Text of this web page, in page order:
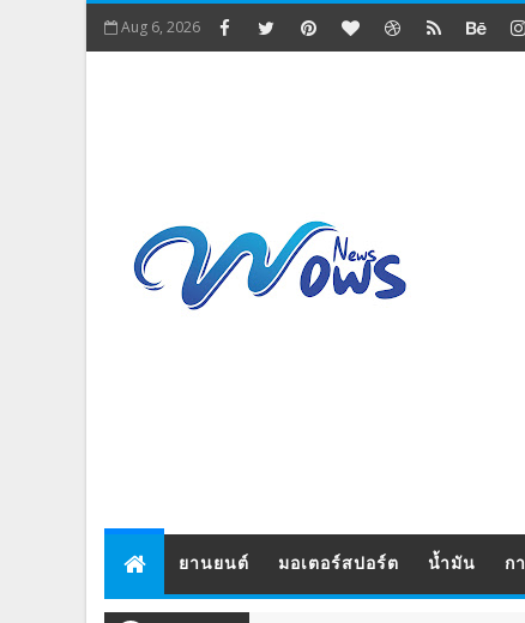
Aug 6, 2026
ยานยนต์ มอเตอร์สปอร์ต น้ำมัน ก